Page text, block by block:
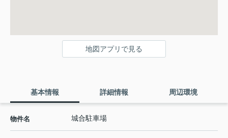
地図アプリで見る
基本情報 詳細情報 周辺環境
物件名 城合駐車場